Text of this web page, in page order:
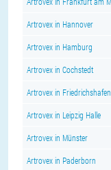
Artrovex in Hannover
Artrovex in Hamburg
Artrovex in Cochstedt
Artrovex in Friedrichshafen
Artrovex in Leipzig Halle
Artrovex in Münster
Artrovex in Paderborn